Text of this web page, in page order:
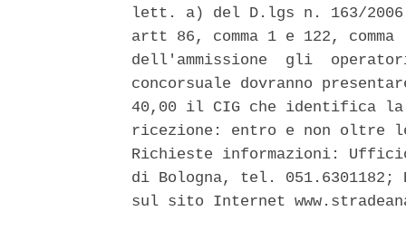
lett. a) del D.lgs n. 163/
artt 86, comma 1 e 122,
dell'ammissione  gli
concorsuale dovranno
40,00 il CIG che identifica la
ricezione: entro e non oltre
Richieste informazioni: Ufficio
di Bologna, tel. 051.6301182;
sul sito Internet